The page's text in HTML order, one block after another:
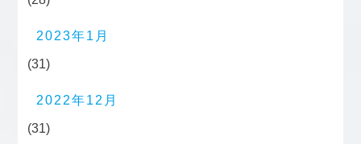
2023年1月
(31)
2022年12月
(31)